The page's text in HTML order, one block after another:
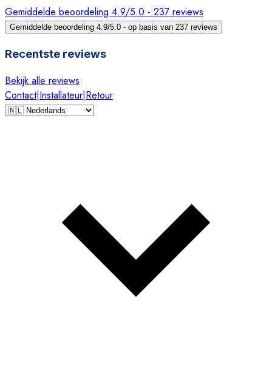
Gemiddelde beoordeling 4.9/5.0 - 237 reviews
Gemiddelde beoordeling 4.9/5.0 - op basis van 237 reviews
Recentste reviews
Bekijk alle reviews
Contact|Installateur|Retour